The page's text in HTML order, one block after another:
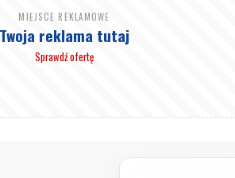
MIEJSCE REKLAMOWE
Twoja reklama tutaj
Sprawdź ofertę